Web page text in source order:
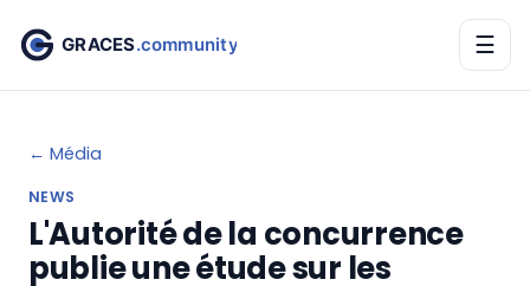
☰
← Média
NEWS
L'Autorité de la concurrence
publie une étude sur les